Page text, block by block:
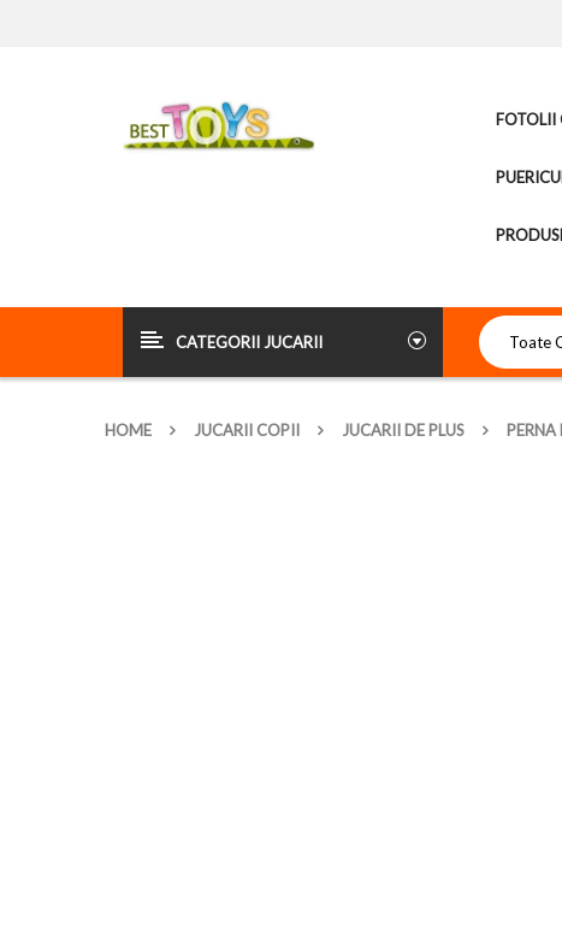
FOTOLII
CATEGORII JUCARII
HOME JUCARII COPII JUCARII DE PLUS